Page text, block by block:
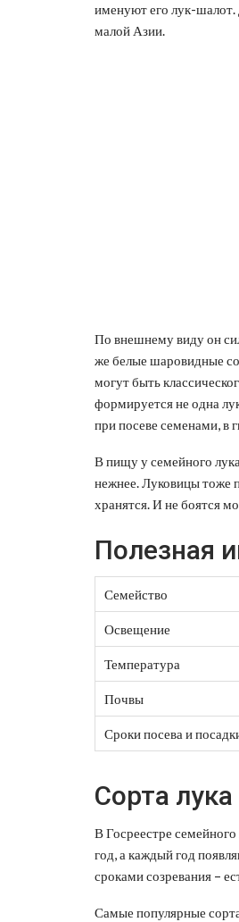
именуют его лук-шалот.
малой Азии.
По внешнему виду он
же белые шаровидные
могут быть
формируется не одна
при посеве семенами, в
В пищу у семейного
нежнее. Луковицы тоже
хранятся. И не боятся
Полезная
Семейство
Освещение
Температура
Почвы
Сроки посева и
Сорта
В Госреестре
год, а каждый год
сроками созревания –
Самые популярные